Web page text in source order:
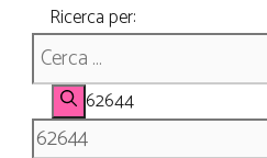
Ricerca per:
62644